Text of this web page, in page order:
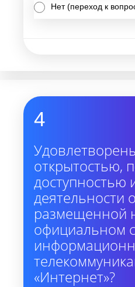
Нет (переход к
4
открытостью,
деятельности
размещенной
официальном
«Интернет»?